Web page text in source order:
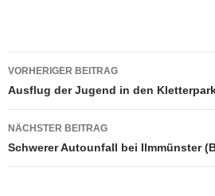
Beitragsnavigation
VORHERIGER BEITRAG
Ausflug der Jugend in den
NÄCHSTER BEITRAG
Schwerer Autounfall bei Ilmmünster